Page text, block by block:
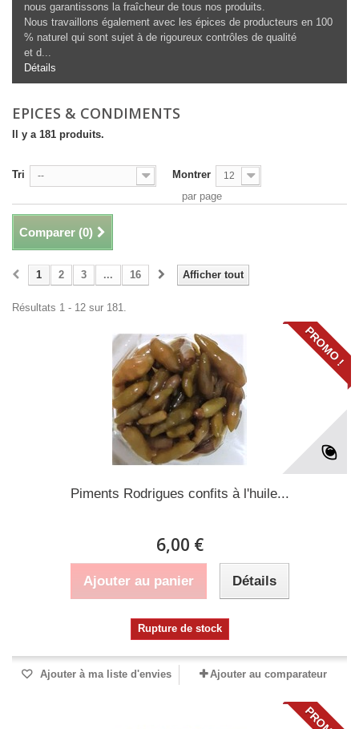
nous garantissons la fraîcheur de tous nos produits.
Nous travaillons également avec les épices de producteurs en 100
% naturel qui sont sujet à de rigoureux contrôles de qualité
et d...
Détails
EPICES & CONDIMENTS
Il y a 181 produits.
Tri -- Montrer 12
par page
Comparer (0)
Afficher tout
1 2 3 ... 16
Résultats 1 - 12 sur 181.
PROMO !
Piments Rodrigues confits à l'huile...
6,00 €
Ajouter au panier Détails
Rupture de stock
Ajouter à ma liste d'envies Ajouter au comparateur